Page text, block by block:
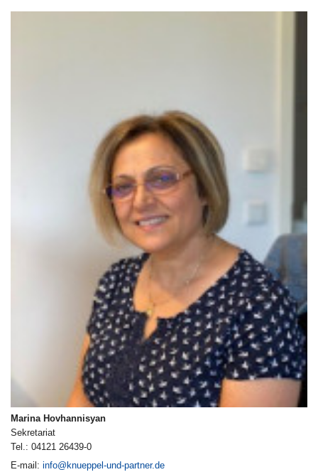
Marina Hovhannisyan
Sekretariat
Tel.: 04121 26439-0
E-mail: info@knueppel-und-partner.de